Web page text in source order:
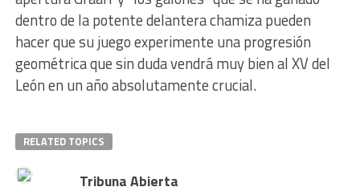
dentro de la potente delantera chamiza pueden
hacer que su juego experimente una progresión
geométrica que sin duda vendrá muy bien al XV del
León en un año absolutamente crucial.
RELATED TOPICS
Tribuna Abierta